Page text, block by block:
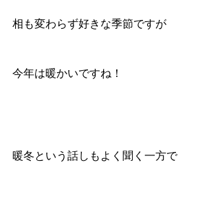
相も変わらず好きな季節ですが
今年は暖かいですね！
暖冬という話しもよく聞く一方で